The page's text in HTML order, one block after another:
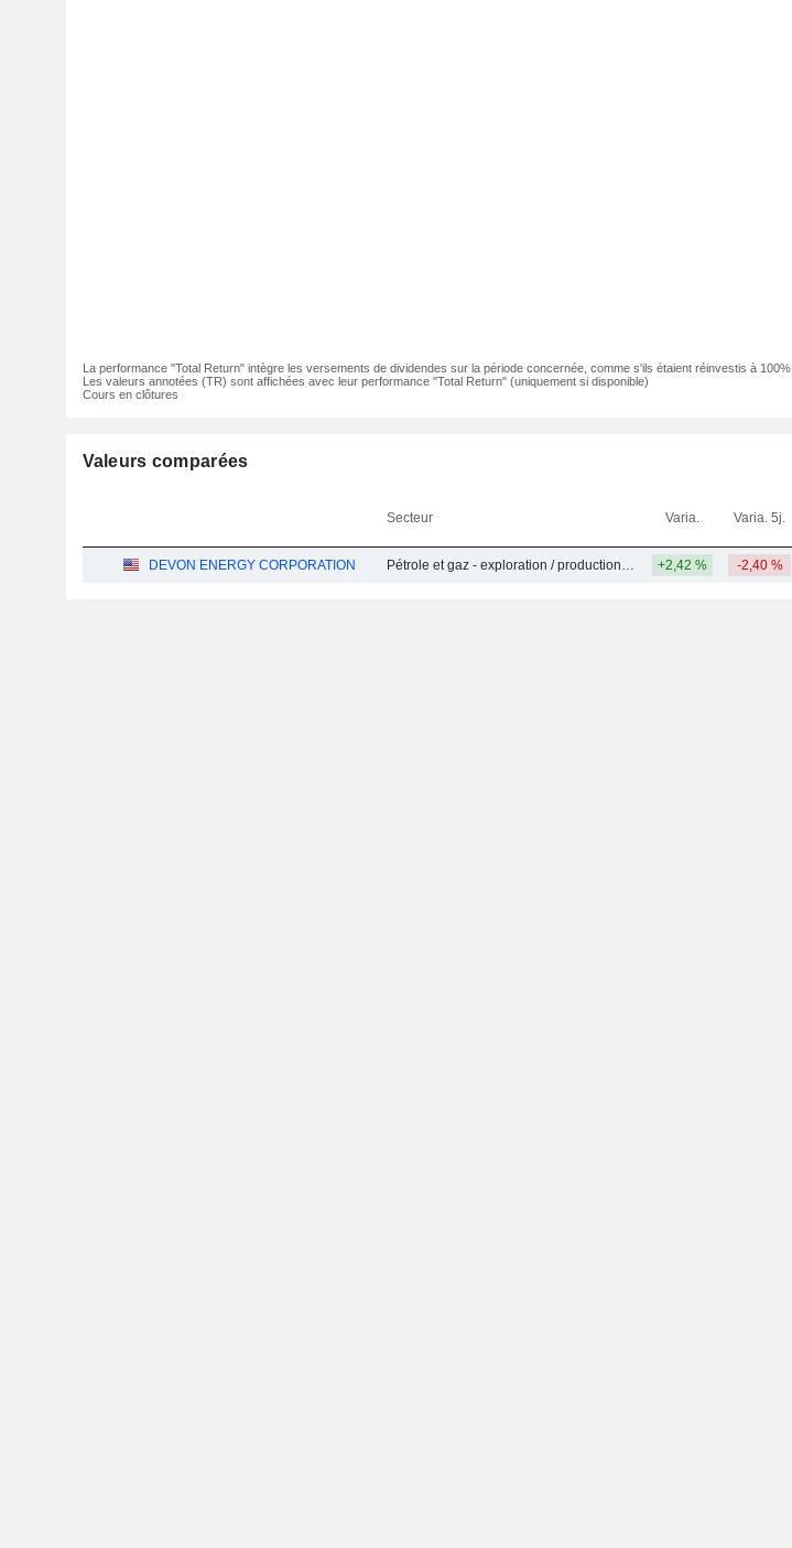
La performance "Total Return" intègre les versements de dividendes sur la période concernée, comme s'ils étaient réinvestis à 100%.
Les valeurs annotées (TR) sont affichées avec leur performance "Total Return" (uniquement si disponible)
Cours en clôtures
Valeurs comparées
Secteur Varia. Varia. 5j.
DEVON ENERGY CORPORATION Pétrole et gaz - exploration / production - Autres +2,42 % -2,40 %